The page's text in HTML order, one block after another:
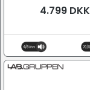
4.799 DKK